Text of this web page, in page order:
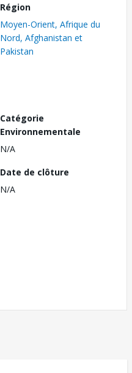
Région
Moyen-Orient, Afrique du
Nord, Afghanistan et
Pakistan
Catégorie
Environnementale
N/A
Date de clôture
N/A